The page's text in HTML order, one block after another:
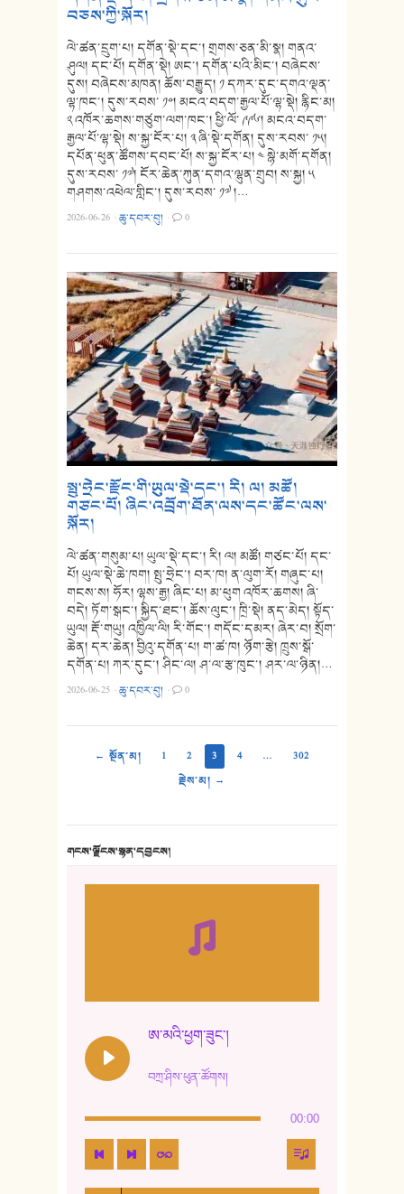
བཅས་ཀྱི་སྐོར།
ལེ་ཚན་དྲུག་པ། དགོན་སྡེ་དང་། གྲགས་ཅན་མི་སྣ། གནའ་
ཤུལ། དང་པོ། དགོན་སྡེ། ཨང་། དགོན་པའི་མིང་། བཞེངས་
དུས། བཞེངས་མཁན། ཆོས་བརྒྱུད། ༡ དཀར་དུང་དགའ་ལྡན་
ལྷ་ཁང་། དུས་རབས་ ༡༠། མངའ་བདག་རྒྱལ་པོ་ལྷ་སྡེ། རྙིང་མ།
༢ འཁོར་ཆགས་གཙུག་ལག་ཁང་། ཕྱི་ལོ་ ༩༩༦། མངའ་བདག་
རྒྱལ་པོ་ལྷ་སྡེ། ས་སྐྱ་ངོར་པ། ༣ ཞི་སྡེ་དགོན། དུས་རབས་ ༡༥།
དཔོན་ཕུན་ཚོགས་དབང་པོ། ས་སྐྱ་ངོར་པ། ༤ སྙེ་མགོ་དགོན།
དུས་རབས་ ༡༧། ངོར་ཆེན་ཀུན་དགའ་ལྷུན་གྲུབ། ས་སྐྱ། ༥
གཤགས་འཕེལ་གླིང་། དུས་རབས་ ༡༧ །…
2026-06-26 ·ཆུ་དབར་བུ། · 0
སྤུ་ཧྲེང་རྫོང་གི་ཡུལ་སྡེ་དང་། རི། ལ། མཚོ།
གཙང་པོ། ཞིང་འབྲོག་ཐོན་ལས་དང་ཚོང་ལས་
སྐོར།
ལེ་ཚན་གསུམ་པ། ཡུལ་སྡེ་དང་། རི། ལ། མཚོ། གཙང་པོ། དང་
པོ། ཡུལ་སྡེ་ཆེ་ཁག། སྤུ་ཧྲེང་། བར་ཁ། ན་ལུག་རོ། གཞུང་པ།
གངས་ས། ཧོར། ལྷས་རྒྱ། ཞིང་པ། མ་ཕུག འཁོར་ཆགས། ཞི་
བདེ། ཏོག་སྒང་། སྐྱིད་ཐང་། ཆོས་ལུང་། ཁྲི་སྡེ། ནད་མེད། སྟོད་
ཡུལ། རྡོ་གཡུ། འཁྱིལ་ལི། རི་གོང་། གདོང་དམར། ཞེར་བ། སྲོག་
ཆེན། དར་ཆེན། བྱིའུ་དགོན་པ། ག་ཚ་ཁ། ཉོག་རྩེ། ཁྲུས་སྒོ་
དགོན་པ། ཀར་དུང་། ཤིང་ལ། ཤ་ལ་རྩ་ཁུང་། ཤར་ལ་ཉིན།…
2026-06-25 ·ཆུ་དབར་བུ། · 0
← སྔོན་མ། 1 2 3 4 …
302
རྗེས་མ། →
གངས་ལྗོངས་སྙན་དབྱངས།
ཨ་མའི་ཕྱག་ཟུང་།
བཀྲ་ཤིས་ཕུན་ཚོགས།
00:00